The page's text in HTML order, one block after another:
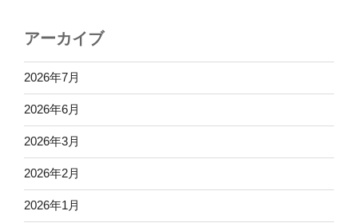
アーカイブ
2026年7月
2026年6月
2026年3月
2026年2月
2026年1月